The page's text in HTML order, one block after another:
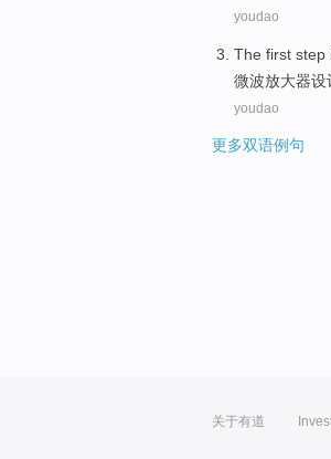
youdao
The first step
微波放大器设
youdao
更多双语例句
关于有道